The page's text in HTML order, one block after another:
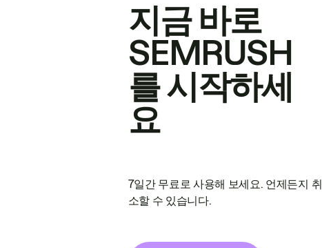
지금 바로
SEMRUSH
를 시작하세
요
7일간 무료로 사용해 보세요. 언제든지 취
소할 수 있습니다.